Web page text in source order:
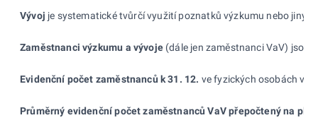
Vývoj je systematické tvůrčí využití poznatků výzkumu nebo
Zaměstnanci výzkumu a vývoje(dále jen zaměstnanci VaV) jsou
Evidenční počet zaměstnanců k31. 12. ve fyzických osobách
Průměrný evidenční počet zaměstnanců VaV přepočtený na